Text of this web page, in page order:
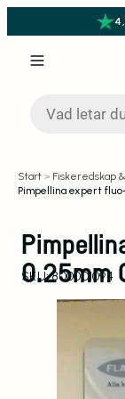
Start > Fiskeredskap
Pimpellina expert
0.25mm
SKU:800001094